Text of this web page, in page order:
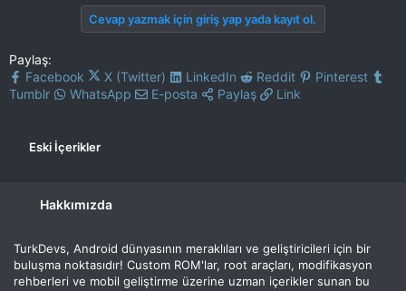
Cevap yazmak için giriş yap yada kayıt ol.
Paylaş:
Facebook
X (Twitter) LinkedIn Reddit
Pinterest
Tumblr
WhatsApp E-posta Paylaş Link
Eski İçerikler
Hakkımızda
TurkDevs, Android dünyasının meraklıları ve geliştiricileri için bir
buluşma noktasıdır! Custom ROM'lar, root araçları, modifikasyon
rehberleri ve mobil geliştirme üzerine uzman içerikler sunan bu